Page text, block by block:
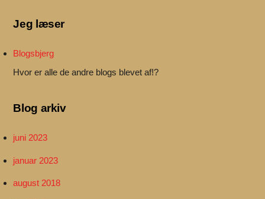
Jeg læser
Blogsbjerg
Hvor er alle de andre blogs blevet af!?
Blog arkiv
juni 2023
januar 2023
august 2018